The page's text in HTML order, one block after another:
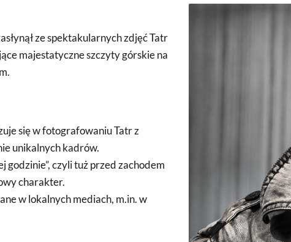
ze spektakularnych zdjęć Tatr
majestatyczne szczyty górskie na
się w fotografowaniu Tatr z
unikalnych kadrów.
godzinie”, czyli tuż przed zachodem
charakter.
w lokalnych mediach, m.in. w